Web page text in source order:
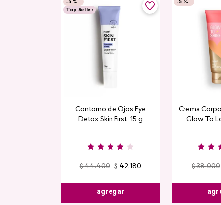
-5 %
Top Seller
Contorno de Ojos Eye
Detox Skin First, 15 g
$ 44.400 $ 42.180
agregar
-5 %
Crema
Glow To
$ 38.000